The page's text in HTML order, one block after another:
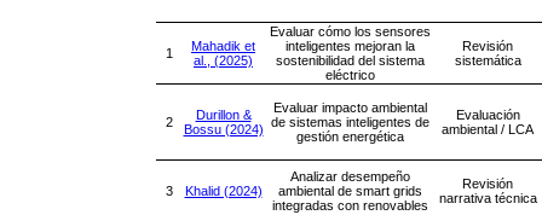
1
Mahadik et
al., (2025)
Evaluar cómo los sensores
inteligentes mejoran la
sostenibilidad del sistema
eléctrico
Revisión
sistemática
2
Durillon &
Bossu (2024)
Evaluar impacto ambiental
de sistemas inteligentes de
gestión energética
Evaluación
ambiental / LCA
3 Khalid (2024)
Analizar desempeño
ambiental de smart grids
integradas con renovables
Revisión
narrativa técnica